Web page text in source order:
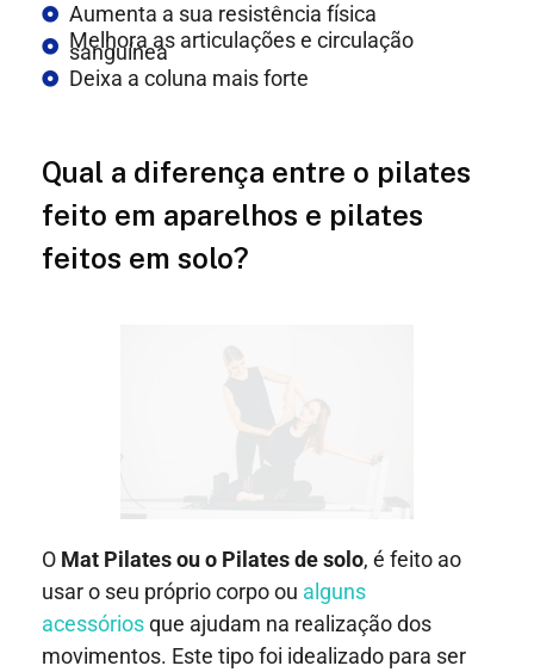
Aumenta a sua resistência física
Melhora as articulações e circulação
sanguínea
Deixa a coluna mais forte
Qual a diferença entre o pilates
feito em aparelhos e pilates
feitos em solo?
O Mat Pilates ou o Pilates de solo, é feito ao
usar o seu próprio corpo ou alguns
acessóriosque ajudam na realização dos
movimentos. Este tipo foi idealizado para ser